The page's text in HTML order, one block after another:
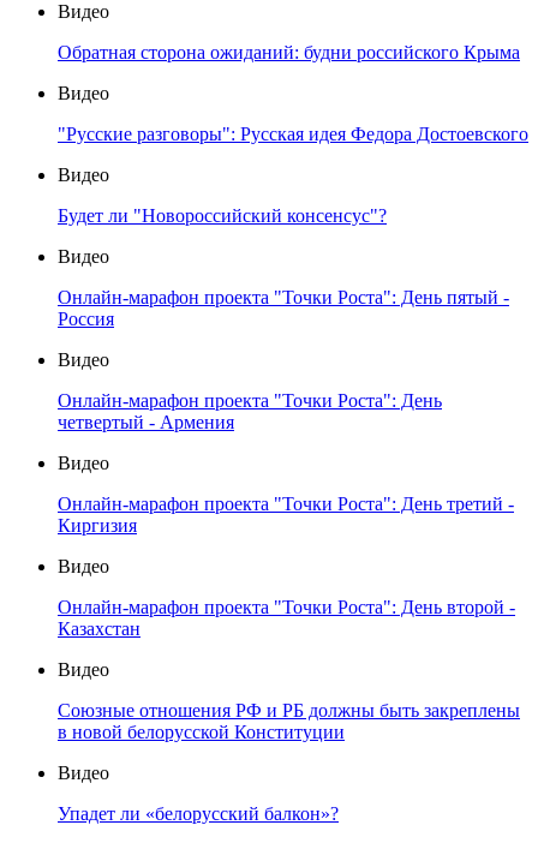
Видео
Обратная сторона ожиданий: будни российского Крыма
Видео
"Русские разговоры": Русская идея Федора Достоевского
Видео
Будет ли "Новороссийский консенсус"?
Видео
Онлайн-марафон проекта "Точки Роста": День пятый -
Россия
Видео
Онлайн-марафон проекта "Точки Роста": День
четвертый - Армения
Видео
Онлайн-марафон проекта "Точки Роста": День третий -
Киргизия
Видео
Онлайн-марафон проекта "Точки Роста": День второй -
Казахстан
Видео
Союзные отношения РФ и РБ должны быть закреплены
в новой белорусской Конституции
Видео
Упадет ли «белорусский балкон»?